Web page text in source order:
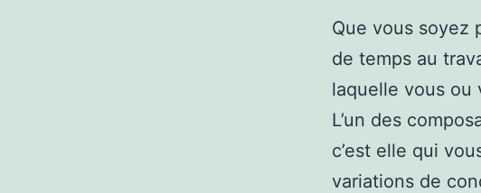
Que vous soyez
de temps au
laquelle vous ou
L’un des
c’est elle qui
variations de